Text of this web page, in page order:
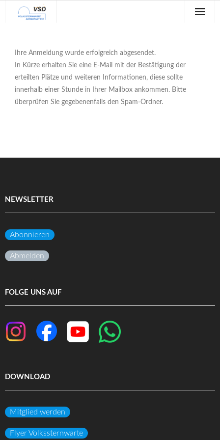
Veranstaltungen
Verein
Blog
Ihre Anmeldung wurde erfolgreich abgesendet.
In Kürze erhalten Sie eine E-Mail mit der Bestätigung der
erteilten Plätze und weiteren Informationen, diese sollte
innerhalb einer Stunde in Ihrer Mailbox ankommen. Bitte
überprüfen Sie gegebenenfalls den Spam-Ordner.
NEWSLETTER
Abonnieren
Abmelden
FOLGE UNS AUF
DOWNLOAD
Mitglied werden
Flyer Volkssternwarte